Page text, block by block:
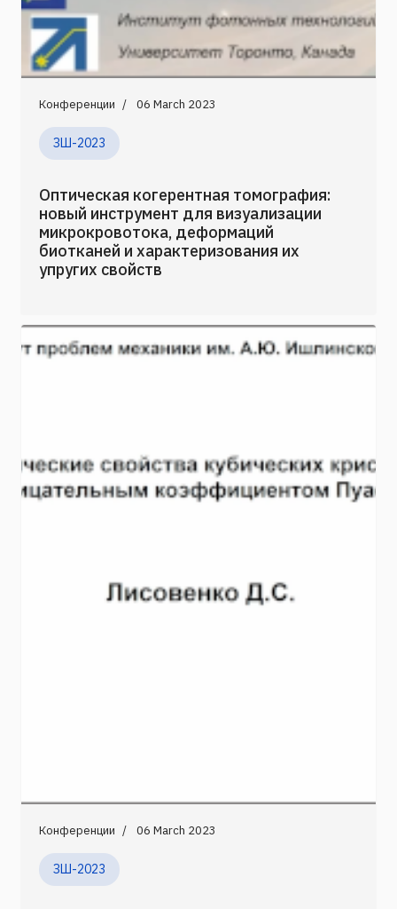
Конференции 06 March 2023
ЗШ-2023
Оптическая когерентная томография:
новый инструмент для визуализации
микрокровотока, деформаций
биотканей и характеризования их
упругих свойств
Конференции 06 March 2023
ЗШ-2023